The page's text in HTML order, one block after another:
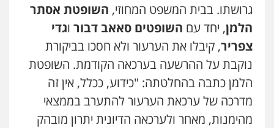
גרושתו. בבית המשפט המחוזי, השופטת אסתר
הלמן, יחד עם השופטים סאאב דבור וגדי
צפריר, קיבלו את הערעור ולא חסכו בביקורת
נוקבת על ההרשעה בערכאה הקודמת. השופטת
הלמן כתבה בהחלטתה: "כידוע, ככלל, אין זה
מדרכה של ערכאת הערעור להתערב בממצאי
מהימנות, מאחר ולערכאה הדיונית יתרון מובהק